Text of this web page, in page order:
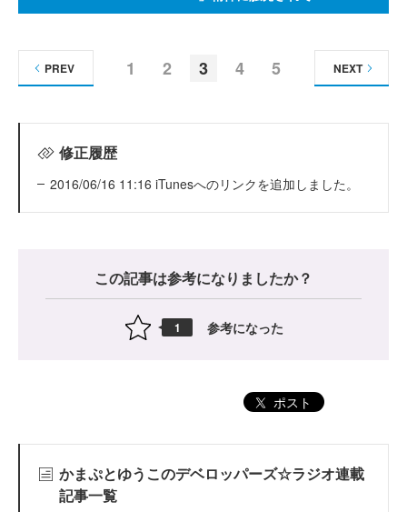
1 2 3 4 5
PREV NEXT
修正履歴
2016/06/16 11:16 iTunesへのリンクを追加しました。
この記事は参考になりましたか？
1 参考になった
ポスト
かまぷとゆうこのデベロッパーズ☆ラジオ連載
記事一覧